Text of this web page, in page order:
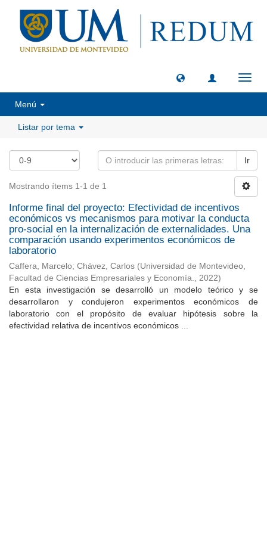
Menú
Listar por tema
Ir
Mostrando ítems 1-1 de 1
Informe final del proyecto: Efectividad de incentivos
económicos vs mecanismos para motivar la conducta
pro-social en la internalización de externalidades. Una
comparación usando experimentos económicos de
laboratorio
Caffera, Marcelo; Chávez, Carlos (Universidad de Montevideo,
Facultad de Ciencias Empresariales y Economía., 2022)
En esta investigación se desarrolló un modelo teórico y se
desarrollaron y condujeron experimentos económicos de
laboratorio con el propósito de evaluar hipótesis sobre la
efectividad relativa de incentivos económicos ...